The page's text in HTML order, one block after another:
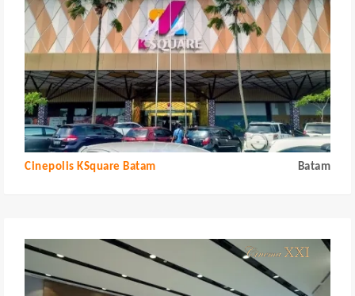
Cinepolis KSquare Batam Batam